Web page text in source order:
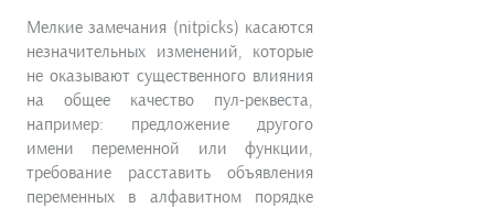
Мелкие замечания (nitpicks) касаются
незначительных изменений, которые
не оказывают существенного влияния
на общее качество пул-реквеста,
например: предложение другого
имени переменной или функции,
требование расставить объявления
переменных в алфавитном порядке